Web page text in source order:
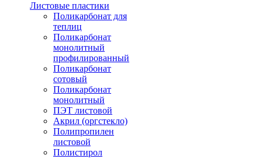
Листовые пластики
Поликарбонат для
теплиц
Поликарбонат
монолитный
профилированный
Поликарбонат
сотовый
Поликарбонат
монолитный
ПЭТ листовой
Акрил (оргстекло)
Полипропилен
листовой
Полистирол